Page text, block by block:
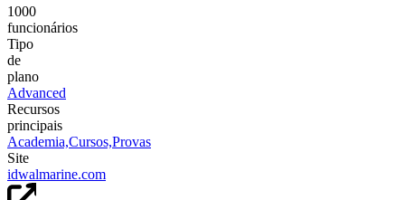
1000
funcionários
Tipo
de
plano
Advanced
Recursos
principais
Academia,Cursos,Provas
Site
idwalmarine.com